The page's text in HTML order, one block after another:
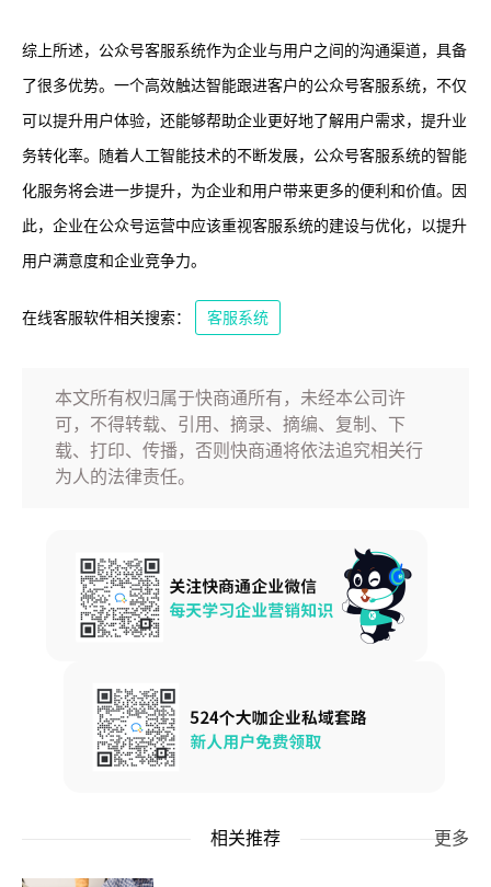
综上所述，公众号客服系统作为企业与用户之间的沟通渠道，具备
了很多优势。一个高效触达智能跟进客户的公众号客服系统，不仅
可以提升用户体验，还能够帮助企业更好地了解用户需求，提升业
务转化率。随着人工智能技术的不断发展，公众号客服系统的智能
化服务将会进一步提升，为企业和用户带来更多的便利和价值。因
此，企业在公众号运营中应该重视客服系统的建设与优化，以提升
用户满意度和企业竞争力。
在线客服软件相关搜索： 客服系统
本文所有权归属于快商通所有，未经本公司许
可，不得转载、引用、摘录、摘编、复制、下
载、打印、传播，否则快商通将依法追究相关行
为人的法律责任。
相关推荐 更多